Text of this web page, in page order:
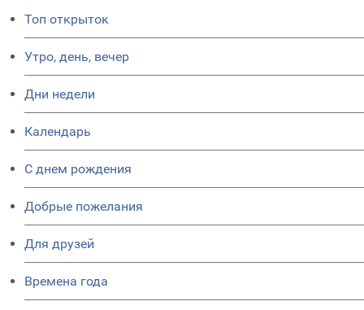
Топ открыток
Утро, день, вечер
Дни недели
Календарь
C днем рождения
Добрые пожелания
Для друзей
Времена года